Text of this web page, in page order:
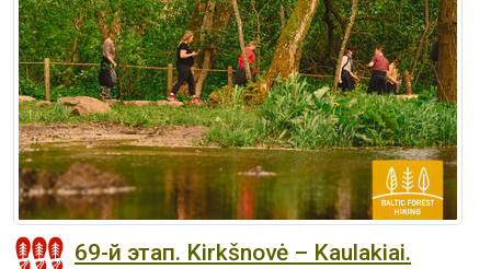
69-й этап. Kirkšnovė – Kaulakiai.